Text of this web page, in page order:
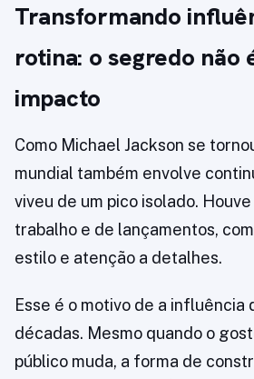
Transformando
rotina: o segredo não
impacto
Como Michael Jackson se
mundial também envolve
viveu de um pico isolado.
trabalho e de lançamentos,
estilo e atenção a detalhes.
Esse é o motivo de a influência
décadas. Mesmo quando o
público muda, a forma de